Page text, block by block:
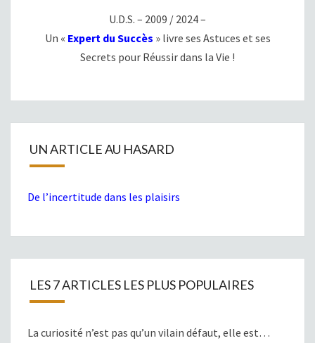
U.D.S. – 2009 / 2024 –
Un « Expert du Succès » livre ses Astuces et ses
Secrets pour Réussir dans la Vie !
UN ARTICLE AU HASARD
De l’incertitude dans les plaisirs
LES 7 ARTICLES LES PLUS POPULAIRES
La curiosité n’est pas qu’un vilain défaut, elle est…